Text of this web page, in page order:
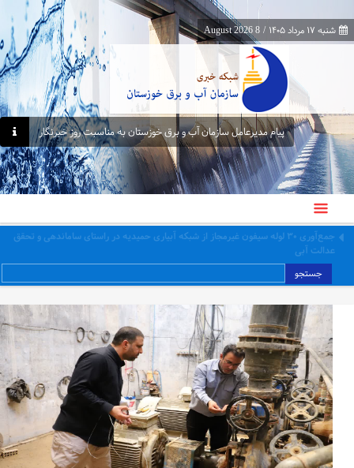
شنبه ۱۷ مرداد ۱۴۰۵ /
8 August 2026
پیام مدیرعامل سازمان آب و برق خوزستان به مناسبت روز خبرنگار
جمع‌آوری ۳۰ لوله سیفون غیرمجاز از شبکه آبیاری حمیدیه در راستای ساماندهی و تحقق
عدالت آبی
جستجو